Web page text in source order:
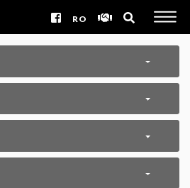
RO